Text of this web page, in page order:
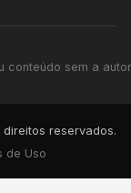
conteúdo sem a
reservados.
de Uso